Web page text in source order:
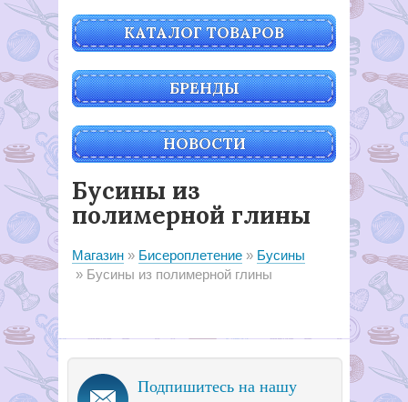
КАТАЛОГ ТОВАРОВ
БРЕНДЫ
НОВОСТИ
Бусины из
полимерной глины
Магазин Бисероплетение
Бусины
Бусины из полимерной глины
Подпишитесь на нашу